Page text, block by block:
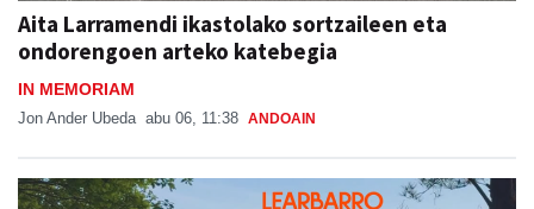
Aita Larramendi ikastolako sortzaileen eta
ondorengoen arteko katebegia
IN MEMORIAM
Jon Ander Ubeda abu 06, 11:38 ANDOAIN